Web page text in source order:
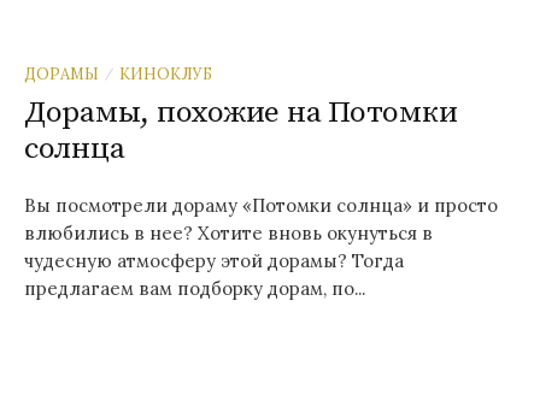
ДОРАМЫ / КИНОКЛУБ
Дорамы, похожие на Потомки
солнца
Вы посмотрели дораму «Потомки солнца» и просто
влюбились в нее? Хотите вновь окунуться в
чудесную атмосферу этой дорамы? Тогда
предлагаем вам подборку дорам, по...